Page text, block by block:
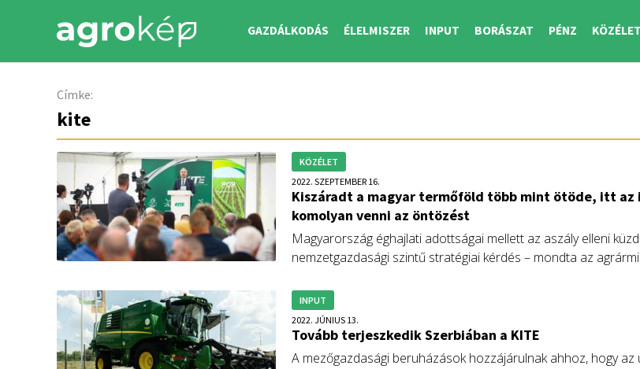
GAZDÁLKODÁS ÉLELMISZER INPUT BORÁSZAT PÉNZ KÖZÉLET
Címke:
kite
KÖZÉLET
2022. SZEPTEMBER 16.
Kiszáradt a magyar termőföld több mint ötöde, itt az
komolyan venni az öntözést
Magyarország éghajlati adottságai mellett az aszály elleni
nemzetgazdasági szintű stratégiai kérdés – mondta az
INPUT
2022. JÚNIUS 13.
Tovább terjeszkedik Szerbiában a KITE
A mezőgazdasági beruházások hozzájárulnak ahhoz, hogy az